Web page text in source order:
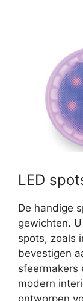
LED
De handige
gewichten.
spots, zoals
bevestigen
sfeermakers
modern